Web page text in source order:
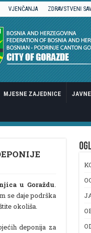
VJENČANJA ZDRAVSTVENI
MJESNE ZAJEDNICE
u Goraždu.
se daje podrška
okoliša.
deponija za